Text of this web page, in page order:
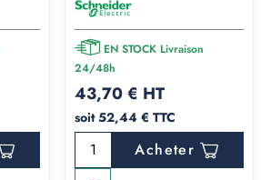
EN STOCK Livraison
24/48h
43,70 € HT
soit 52,44 € TTC
Acheter